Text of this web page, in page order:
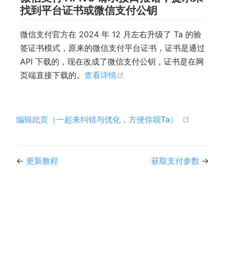
找到平台证书或微信支付公钥
微信支付官方在 2024 年 12 月左右升级了 Ta 的验
签证书模式，原来的微信支付平台证书，证书是通过
API 下载的，现在改成了微信支付公钥，证书是在网
页端直接下载的。 查看详情
编辑此页（一起来纠错与优化，方便你我Ta）
← 更新教程 获取支付参数 →